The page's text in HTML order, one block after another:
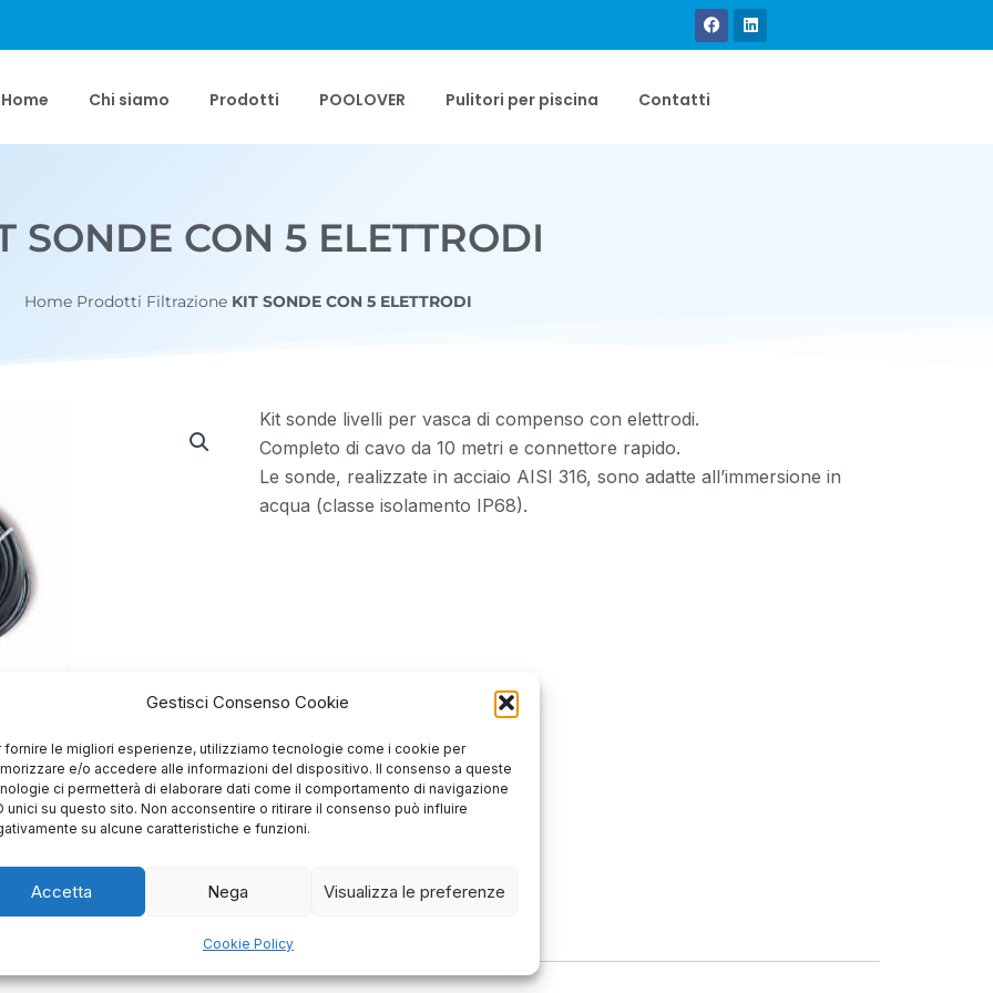
Gestisci Consenso Cookie
fornire le migliori esperienze, utilizziamo tecnologie come i cookie per
e/o accedere alle informazioni del dispositivo. Il consenso a queste
ci permetterà di elaborare dati come il comportamento di navigazione
unici su questo sito. Non acconsentire o ritirare il consenso può influire
su alcune caratteristiche e funzioni.
Accetta Nega Visualizza le preferenze
Cookie Policy
FacebookLinkedin
Home Chi siamo Prodotti POOLOVER Pulitori per piscina Contatti
SONDE CON 5 ELETTRODI
Home Prodotti Filtrazione KIT SONDE CON 5 ELETTRODI
Kit sonde livelli per vasca di compenso con elettrodi.
Completo di cavo da 10 metri e connettore rapido.
Le sonde, realizzate in acciaio AISI 316, sono adatte all’immersione in
acqua (classe isolamento IP68).